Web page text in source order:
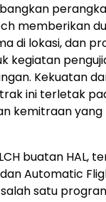
memberikan
di lokasi, dan
kegiatan
Kekuatan
ini terletak
kemitraan
buatan HAL,
Automatic
satu